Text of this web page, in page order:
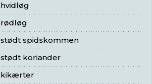
hvidløg
rødløg
stødt spidskommen
stødt koriander
kikærter